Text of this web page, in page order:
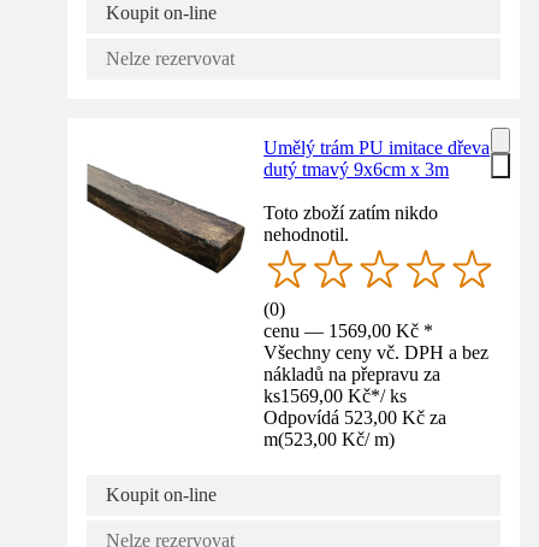
Koupit on-line
Nelze rezervovat
Umělý trám PU imitace dřeva
dutý tmavý 9x6cm x 3m
Toto zboží zatím nikdo
nehodnotil.
(0)
cenu — 1569,00 Kč *
Všechny ceny vč. DPH a bez
nákladů na přepravu za
ks1569,00 Kč*/ ks
Odpovídá 523,00 Kč za
m(523,00 Kč/ m)
Koupit on-line
Nelze rezervovat